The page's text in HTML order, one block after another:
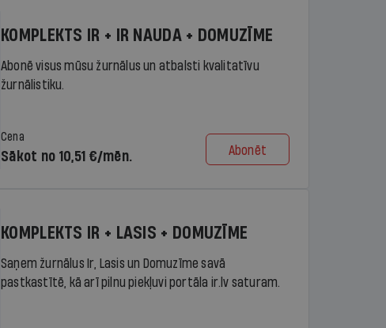
KOMPLEKTS IR + IR NAUDA + DOMUZĪME
Abonē visus mūsu žurnālus un atbalsti kvalitatīvu
žurnālistiku.
Cena
Sākot no 10,51 €/mēn. Abonēt
KOMPLEKTS IR + LASIS + DOMUZĪME
Saņem žurnālus Ir, Lasis un Domuzīme savā
pastkastītē, kā arī pilnu piekļuvi portāla ir.lv saturam.